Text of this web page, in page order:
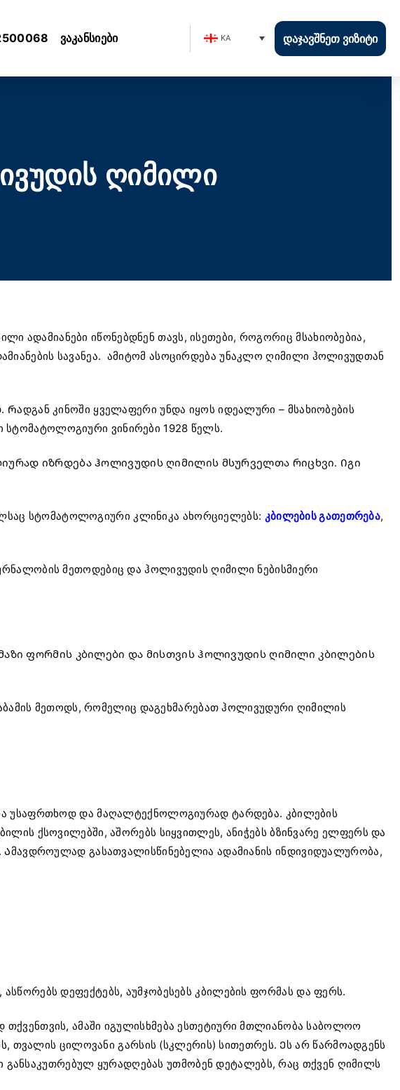
ვაკანსიები KA ᲓᲐᲯᲐᲕᲨᲜᲔᲗ ᲕᲘᲖᲘᲢᲘ
ღიმილი
იწონებდნენ თავს, ისეთები, როგორიც მსახიობებია,
სავანეა. ამიტომ ასოცირდება უნაკლო ღიმილი ჰოლივუდთან
კინოში ყველაფერი უნდა იყოს იდეალური – მსახიობების
ვინირები 1928 წელს.
იზრდება ჰოლივუდის ღიმილის მსურველთა რიცხვი. Იგი
სტომატოლოგიური კლინიკა ახორციელებს: კბილების გათეთრება,
მეთოდებიც და ჰოლივუდის ღიმილი ნებისმიერი
ფორმის კბილები და მისთვის ჰოლივუდის ღიმილი კბილების
მეთოდს, რომელიც დაგეხმარებათ ჰოლივუდური ღიმილის
უსაფრთხოდ და მაღალტექნოლოგიურად ტარდება. კბილების
ქსოვილებში, აშორებს სიყვითლეს, ანიჭებს ბზინვარე ელფერს და
გასათვალისწინებელია ადამიანის ინდივიდუალურობა,
დეფექტებს, აუმჯობესებს კბილების ფორმას და ფერს.
ამაში იგულისხმება ესთეტიური მთლიანობა საბოლოო
თვალის ცილოვანი გარსის (სკლერის) სითეთრეს. Ეს არ წარმოადგენს
განსაკუთრებულ ყურადღებას უთმობენ დეტალებს, რაც თქვენ ღიმილს